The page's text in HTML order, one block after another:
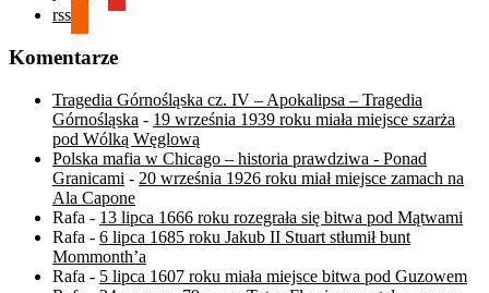
rss
Komentarze
Tragedia Górnośląska cz. IV – Apokalipsa – Tragedia
Górnośląska - 19 września 1939 roku miała miejsce szarża
pod Wólką Węglową
Polska mafia w Chicago – historia prawdziwa - Ponad
Granicami - 20 września 1926 roku miał miejsce zamach na
Ala Capone
Rafa - 13 lipca 1666 roku rozegrała się bitwa pod Mątwami
Rafa - 6 lipca 1685 roku Jakub II Stuart stłumił bunt
Mommonth’a
Rafa - 5 lipca 1607 roku miała miejsce bitwa pod Guzowem